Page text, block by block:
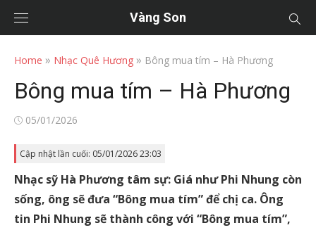
Vàng Son
Home » Nhạc Quê Hương » Bông mua tím – Hà Phương
Bông mua tím – Hà Phương
Posted
05/01/2026
Cập nhật lần cuối: 05/01/2026 23:03
Nhạc sỹ Hà Phương tâm sự: Giá như Phi Nhung còn
sống, ông sẽ đưa “Bông mua tím” để chị ca. Ông
tin Phi Nhung sẽ thành công với “Bông mua tím”,